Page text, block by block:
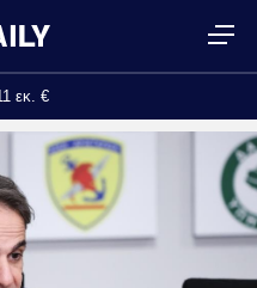
εκ. €